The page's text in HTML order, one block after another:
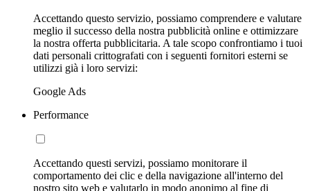
Accettando questo servizio, possiamo comprendere e valutare
meglio il successo della nostra pubblicità online e ottimizzare
la nostra offerta pubblicitaria. A tale scopo confrontiamo i tuoi
dati personali crittografati con i seguenti fornitori esterni se
utilizzi già i loro servizi:
Google Ads
Performance
Accettando questi servizi, possiamo monitorare il
comportamento dei clic e della navigazione all'interno del
nostro sito web e valutarlo in modo anonimo al fine di